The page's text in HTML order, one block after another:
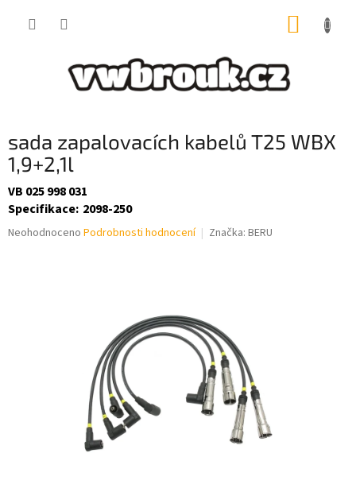
sada zapalovacích kabelů T25 WBX
1,9+2,1l
VB 025 998 031
Specifikace: 2098-250
Průměrné
Neohodnoceno Podrobnosti hodnocení Značka: BERU